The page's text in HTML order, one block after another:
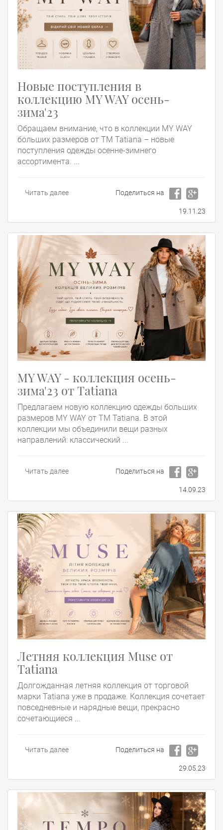
Новые поступления в
коллекцию MY WAY осень-
зима'23
Обращаем внимание, что в коллекции MY WAY
больших размеров от ТМ Tatiana – новые
поступления одежды осенне-зимнего
ассортимента. ...
Читать далее Поделиться на
19.11.23
MY WAY - коллекция осень-
зима'23 от Tatiana
Предлагаем новую коллекцию одежды больших
размеров MY WAY от ТМ Tatiana. В этой
коллекции мы объединили вещи разных
направлений: классический ...
Читать далее Поделиться на
14.09.23
Летняя коллекция Muse от
Tatiana
Долгожданная летняя коллекция от торговой
марки Tatiana уже в продаже. Коллекция сочетает
повседневные и нарядные вещи, прекрасно
сочетающиеся ...
Читать далее Поделиться на
29.05.23